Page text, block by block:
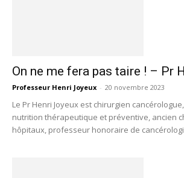
On ne me fera pas taire ! – Pr
Professeur Henri Joyeux - 20 novembre 2023
Le Pr Henri Joyeux est chirurgien
nutrition thérapeutique et préventive, ancien
hôpitaux, professeur honoraire de